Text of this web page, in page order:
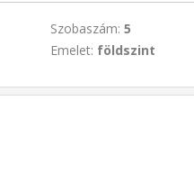
Szobaszám: 5
Emelet: földszint